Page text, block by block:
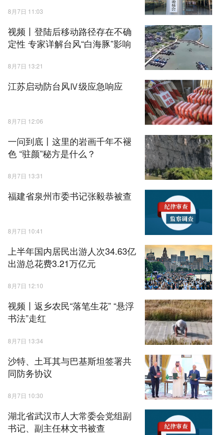
8月7日 11:03
视频丨登陆后移动路径存在不确
定性 专家详解台风“白海豚”影响
8月7日 13:21
江苏启动防台风Ⅳ级应急响应
8月7日 12:06
一问到底丨这里的岩画千年不褪
色 “驻颜”秘方是什么？
8月7日 13:31
福建省泉州市委书记张毅恭被查
8月7日 10:41
上半年国内居民出游人次34.63亿
出游总花费3.21万亿元
8月7日 12:10
视频丨返乡农民“落笔生花” “悬浮
书法”走红
8月7日 13:34
沙特、土耳其与巴基斯坦签署共
同防务协议
8月7日 10:30
湖北省武汉市人大常委会党组副
书记、副主任林文书被查